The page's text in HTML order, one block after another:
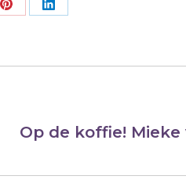
Deel
Deel
Volgend
Op de koffie! Mieke